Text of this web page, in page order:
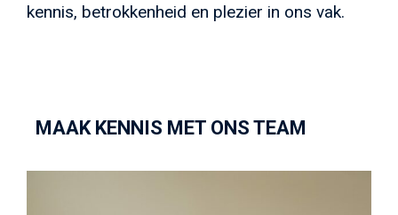
kennis, betrokkenheid en plezier in ons vak.
MAAK KENNIS MET ONS TEAM